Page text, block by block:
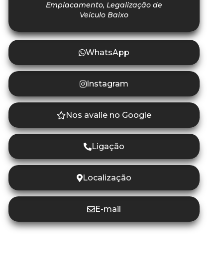
Emplacamento, Legalização de
Veículo Baixo
WhatsApp
Instagram
Nos avalie no Google
Ligação
Localização
E-mail